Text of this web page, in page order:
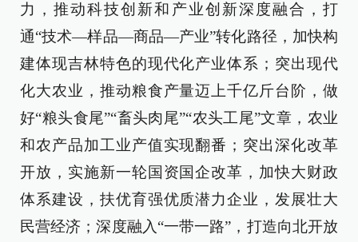
力，推动科技创新和产业创新深度融合，打
通“技术—样品—商品—产业”转化路径，加快构
建体现吉林特色的现代化产业体系；突出现代
化大农业，推动粮食产量迈上千亿斤台阶，做
好“粮头食尾”“畜头肉尾”“农头工尾”文章，农业
和农产品加工业产值实现翻番；突出深化改革
开放，实施新一轮国资国企改革，加快大财政
体系建设，扶优育强优质潜力企业，发展壮大
民营经济；深度融入“一带一路”，打造向北开放